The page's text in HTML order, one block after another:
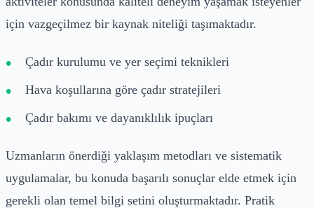
için vazgeçilmez bir kaynak niteliği taşımaktadır.
Çadır kurulumu ve yer seçimi teknikleri
Hava koşullarına göre çadır stratejileri
Çadır bakımı ve dayanıklılık ipuçları
Uzmanların önerdiği yaklaşım metodları ve sistematik
uygulamalar, bu konuda başarılı sonuçlar elde etmek için
gerekli olan temel bilgi setini oluşturmaktadır. Pratik